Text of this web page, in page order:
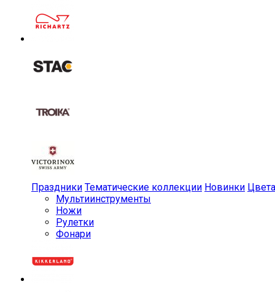
Праздники Тематические коллекции Новинки Цвета
Мульти­инструменты
Ножи
Рулетки
Фонари